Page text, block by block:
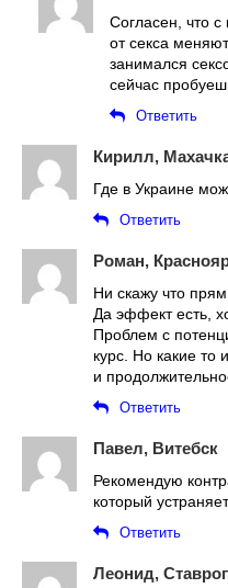
Согласен, что
от секса
занимался
сейчас
Ответить
Кирилл,
Где в Украине
Ответить
Роман,
Ни скажу что
Да эффект есть,
Проблем с
курс. Но какие то
и
Ответить
Павел, Витебск
Рекомендую
который
Ответить
Леонид,